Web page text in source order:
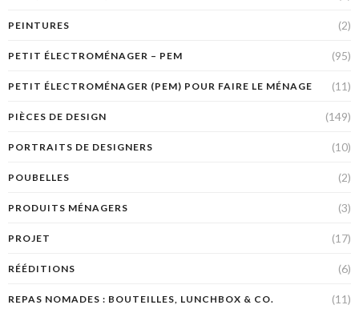
PEINTURES (2)
PETIT ÉLECTROMÉNAGER – PEM (95)
PETIT ÉLECTROMÉNAGER (PEM) POUR FAIRE LE MÉNAGE (11)
PIÈCES DE DESIGN (149)
PORTRAITS DE DESIGNERS (10)
POUBELLES (2)
PRODUITS MÉNAGERS (3)
PROJET (17)
RÉÉDITIONS (6)
REPAS NOMADES : BOUTEILLES, LUNCHBOX & CO. (11)